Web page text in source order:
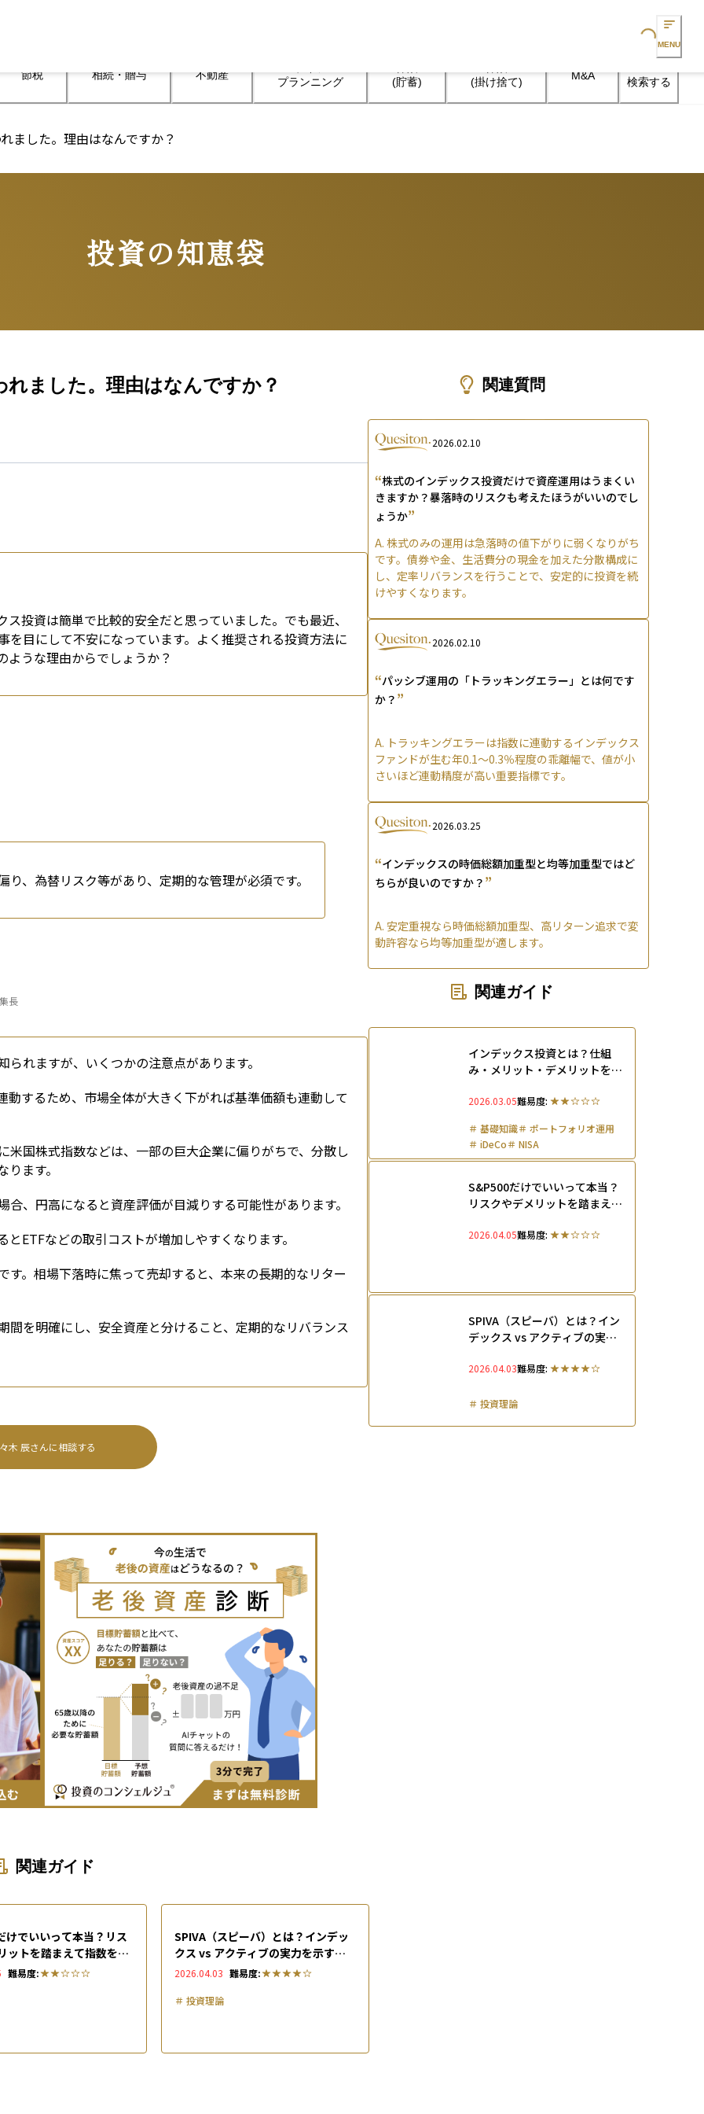
Loading...
MENU
節税 相続・贈与 不動産
プランニング
(貯蓄)
(掛け捨て)
M&A 検索する
ました。理由はなんですか？
投資の知恵袋
ました。理由はなんですか？
投資は簡単で比較的安全だと思っていました。でも最近、
目にして不安になっています。よく推奨される投資方法に
ような理由からでしょうか？
、為替リスク等があり、定期的な管理が必須です。
長
れますが、いくつかの注意点があります。
するため、市場全体が大きく下がれば基準価額も連動して
国株式指数などは、一部の巨大企業に偏りがちで、分散し
ます。
、円高になると資産評価が目減りする可能性があります。
ETFなどの取引コストが増加しやすくなります。
。相場下落時に焦って売却すると、本来の長期的なリター
を明確にし、安全資産と分けること、定期的なリバランス
木 辰さんに相談する
関連ガイド
けでいいって本当？リス
ットを踏まえて指数を正
る方法を徹底解説
難易度:
SPIVA（スピーバ）とは？インデッ
クス vs アクティブの実力を示すベ
ンチマーク比較レポート
2026.04.03 難易度:
＃投資理論
関連質問
2026.02.10
“株式のインデックス投資だけで資産運用はうまくい
きますか？暴落時のリスクも考えたほうがいいのでし
ょうか”
A. 株式のみの運用は急落時の値下がりに弱くなりがち
です。債券や金、生活費分の現金を加えた分散構成に
し、定率リバランスを行うことで、安定的に投資を続
けやすくなります。
2026.02.10
“パッシブ運用の「トラッキングエラー」とは何です
か？ ”
A. トラッキングエラーは指数に連動するインデックス
ファンドが生む年0.1〜0.3％程度の乖離幅で、値が小
さいほど連動精度が高い重要指標です。
2026.03.25
“インデックスの時価総額加重型と均等加重型ではど
ちらが良いのですか？ ”
A. 安定重視なら時価総額加重型、高リターン追求で変
動許容なら均等加重型が適します。
関連ガイド
インデックス投資とは？仕組
み・メリット・デメリットをわ
2026.03.05難易度:
＃基礎知識＃ポートフォリオ運用
＃iDeCo＃NISA
S&P500だけでいいって本当？
リスクやデメリットを踏まえて
底解説
2026.04.05難易度:
SPIVA（スピーバ）とは？イン
デックス vs アクティブの実力
ト
2026.04.03難易度:
＃投資理論